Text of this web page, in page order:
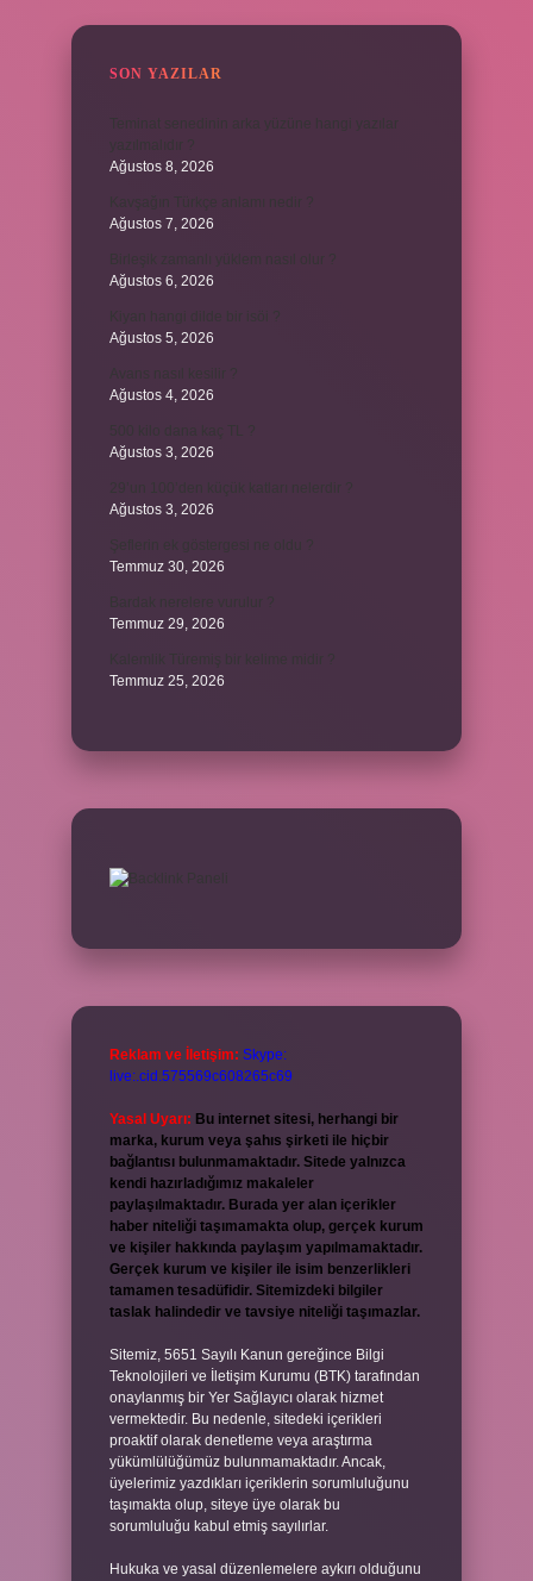
SON YAZILAR
Ağustos 8, 2026
Ağustos 7, 2026
Ağustos 6, 2026
Ağustos 5, 2026
Ağustos 4, 2026
Ağustos 3, 2026
Ağustos 3, 2026
Temmuz 30, 2026
Temmuz 29, 2026
Temmuz 25, 2026
Reklam ve İletişim: Skype:
live:.cid.575569c608265c69
Yasal Uyarı: Bu internet sitesi, herhangi bir
marka, kurum veya şahıs şirketi ile hiçbir
bağlantısı bulunmamaktadır. Sitede yalnızca
kendi hazırladığımız makaleler
paylaşılmaktadır. Burada yer alan içerikler
haber niteliği taşımamakta olup, gerçek kurum
ve kişiler hakkında paylaşım yapılmamaktadır.
Gerçek kurum ve kişiler ile isim benzerlikleri
tamamen tesadüfidir. Sitemizdeki bilgiler
taslak halindedir ve tavsiye niteliği taşımazlar.
Sitemiz, 5651 Sayılı Kanun gereğince Bilgi
Teknolojileri ve İletişim Kurumu (BTK) tarafından
onaylanmış bir Yer Sağlayıcı olarak hizmet
vermektedir. Bu nedenle, sitedeki içerikleri
proaktif olarak denetleme veya araştırma
yükümlülüğümüz bulunmamaktadır. Ancak,
üyelerimiz yazdıkları içeriklerin sorumluluğunu
taşımakta olup, siteye üye olarak bu
sorumluluğu kabul etmiş sayılırlar.
Hukuka ve yasal düzenlemelere aykırı olduğunu